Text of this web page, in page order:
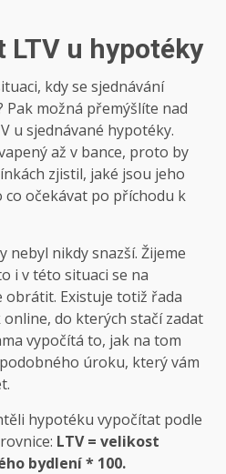
LTV u hypotéky
kdy se sjednávání
Pak možná přemýšlíte nad
u sjednávané hypotéky.
až v bance, proto by
zjistil, jaké jsou jeho
očekávat po příchodu k
nebyl nikdy snazší. Žijeme
i v této situaci se na
Existuje totiž řada
do kterých stačí zadat
vypočítá to, jak na tom
úroku, který vám
hypotéku vypočítat podle
LTV = velikost
bydlení * 100.